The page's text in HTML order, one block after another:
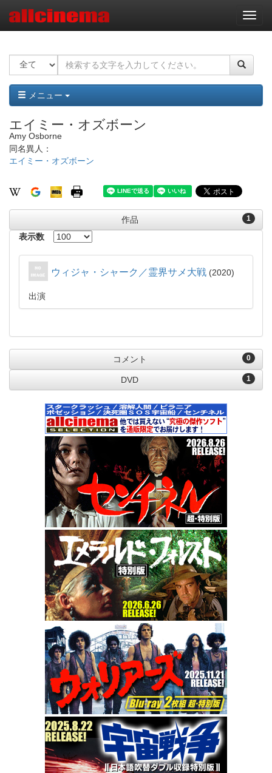
ナ
ビ
ー
ョ
ン
メニュー
エイミー・オズボーン
Amy Osborne
同名異人：
エイミー・オズボーン
1
作品
表示数
ウィジャ・シャーク／霊界サメ大戦 2020
出演
0
コメント
1
DVD